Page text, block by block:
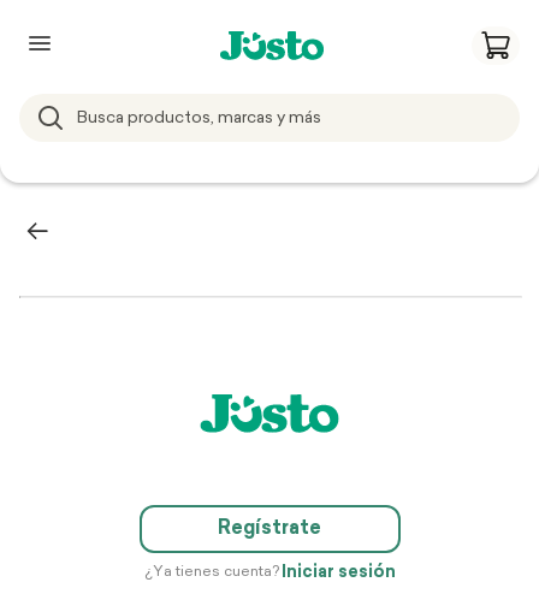
Regístrate
¿Ya tienes cuenta? Iniciar sesión